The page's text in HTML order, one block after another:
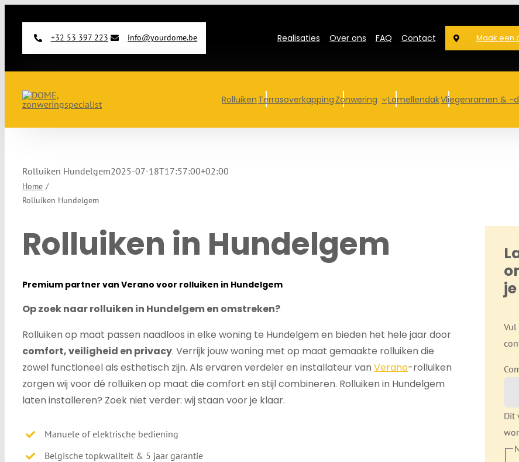
+32 53 397 223 info@yourdome.be Realisaties Over ons FAQ Contact Maak een
Rolluiken Terras­overkapping Zonwering LamellendakVliegenramen & -
Rolluiken Hundelgem2025-07-18T17:57:00+02:00
Home
Rolluiken Hundelgem
Rolluiken in Hundelgem
Premium partner van Verano voor rolluiken in Hundelgem
Op zoek naar rolluiken in Hundelgem en omstreken?
Rolluiken op maat passen naadloos in elke woning te Hundelgem en bieden het hele jaar door
comfort, veiligheid en privacy. Verrijk jouw woning met op maat gemaakte rolluiken die
zowel functioneel als esthetisch zijn. Als ervaren verdeler en installateur van Verano-rolluiken
zorgen wij voor dé rolluiken op maat die comfort en stijl combineren. Rolluiken in Hundelgem
laten installeren? Zoek niet verder: wij staan voor je klaar.
Manuele of elektrische bediening
Belgische topkwaliteit & 5 jaar garantie
Vul
Dit